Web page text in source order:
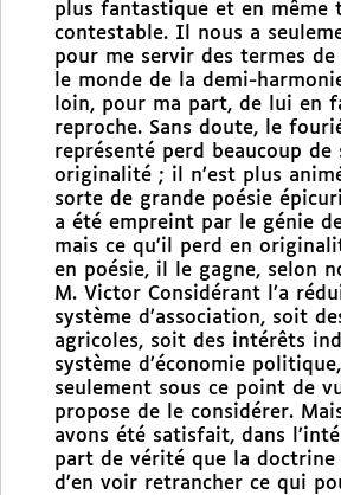
plus fantastique et en même
contestable. Il nous a
pour me servir des termes de
le monde de la demi-
loin, pour ma part, de lui en
reproche. Sans doute, le
représenté perd beaucoup de
originalité ; il n’est plus
sorte de grande poésie
a été empreint par le génie
mais ce qu’il perd en
en poésie, il le gagne, selon
M. Victor Considérant l’a
système d’association, soit
agricoles, soit des intérêts
système d’économie
seulement sous ce point de
propose de le considérer.
avons été satisfait, dans
part de vérité que la doctrine
d’en voir retrancher ce qui